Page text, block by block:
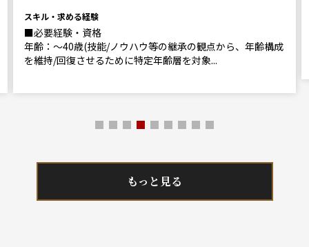
スキル・求める経験
■必要経験・資格
年齢：～40歳(技能/ノウハウ等の継承の観点から、年齢構成
を維持/回復させるために特定年齢層を対象...
もっと見る